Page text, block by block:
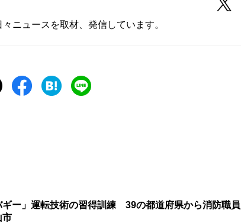
ニュースを取材、発信しています。
ギー」運転技術の習得訓練 39の都道府県から消防職員